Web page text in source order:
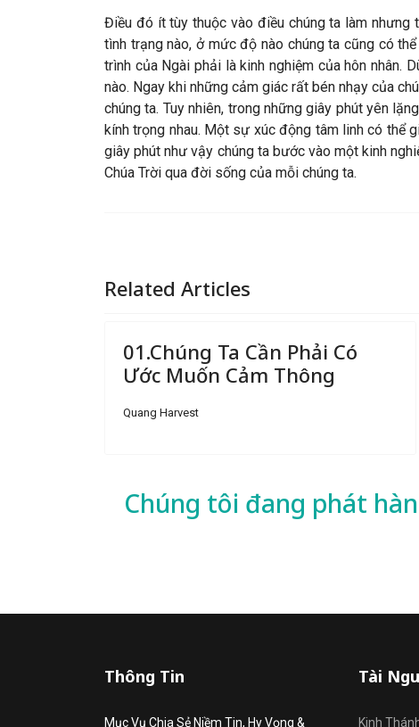
Điều đó ít tùy thuộc vào điều chúng ta làm nhưng
tình trạng nào, ở mức độ nào chúng ta cũng có
trình của Ngài phải là kinh nghiệm của hôn nhân.
nào. Ngay khi những cảm giác rất bén nhạy của
chúng ta. Tuy nhiên, trong những giây phút yên
kính trọng nhau. Một sự xúc động tâm linh có thể
giây phút như vậy chúng ta bước vào một kinh
Chúa Trời qua đời sống của mỗi chúng ta.
Related Articles
01.Chúng Ta Cần Phải Có
Ước Muốn Cảm Thông
Quang Harvest
Chúng tôi đang phát
Thông Tin
Mục Vụ Chia Sẻ Niềm Tin, Hy Vọng &
Tài
Kinh